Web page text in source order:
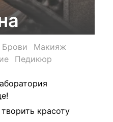
Брови
Макияж
Педикюр
красоту